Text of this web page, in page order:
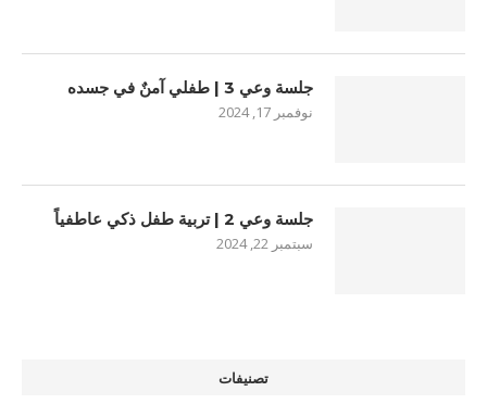
جلسة وعي 3 | طفلي آمنٌ في جسده
نوفمبر 17, 2024
جلسة وعي 2 | تربية طفل ذكي عاطفياً
سبتمبر 22, 2024
تصنيفات